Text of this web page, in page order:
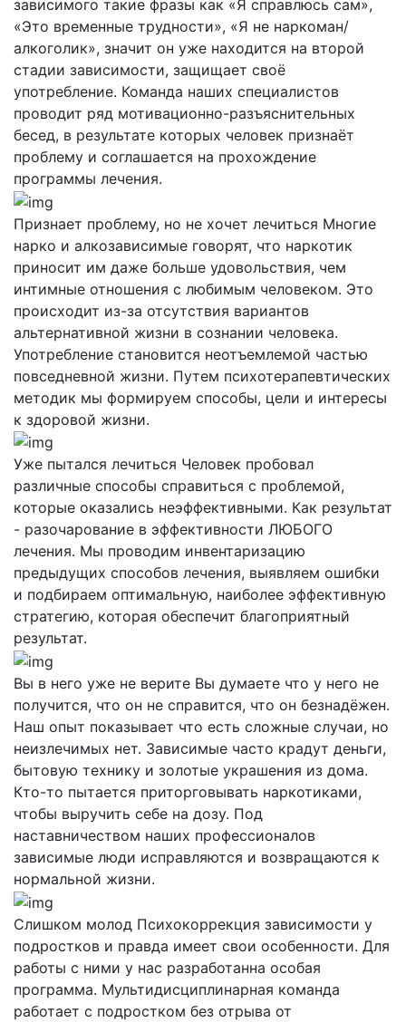
зависимого такие фразы как «Я справлюсь сам»,
«Это временные трудности», «Я не наркоман/
алкоголик», значит он уже находится на второй
стадии зависимости, защищает своё
употребление. Команда наших специалистов
проводит ряд мотивационно-разъяснительных
бесед, в результате которых человек признаёт
проблему и соглашается на прохождение
программы лечения.
Признает проблему, но не хочет лечиться Многие
нарко и алкозависимые говорят, что наркотик
приносит им даже больше удовольствия, чем
интимные отношения с любимым человеком. Это
происходит из-за отсутствия вариантов
альтернативной жизни в сознании человека.
Употребление становится неотъемлемой частью
повседневной жизни. Путем психотерапевтических
методик мы формируем способы, цели и интересы
к здоровой жизни.
Уже пытался лечиться Человек пробовал
различные способы справиться с проблемой,
которые оказались неэффективными. Как результат
- разочарование в эффективности ЛЮБОГО
лечения. Мы проводим инвентаризацию
предыдущих способов лечения, выявляем ошибки
и подбираем оптимальную, наиболее эффективную
стратегию, которая обеспечит благоприятный
результат.
Вы в него уже не верите Вы думаете что у него не
получится, что он не справится, что он безнадёжен.
Наш опыт показывает что есть сложные случаи, но
неизлечимых нет. Зависимые часто крадут деньги,
бытовую технику и золотые украшения из дома.
Кто-то пытается приторговывать наркотиками,
чтобы выручить себе на дозу. Под
наставничеством наших профессионалов
зависимые люди исправляются и возвращаются к
нормальной жизни.
Слишком молод Психокоррекция зависимости у
подростков и правда имеет свои особенности. Для
работы с ними у нас разработанна особая
программа. Мультидисциплинарная команда
работает с подростком без отрыва от